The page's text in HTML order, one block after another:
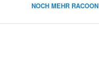
NOCH MEHR RACOON